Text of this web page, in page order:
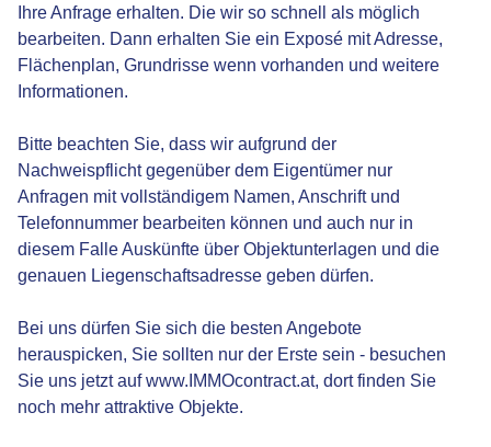
Ihre Anfrage erhalten. Die wir so schnell als möglich
bearbeiten. Dann erhalten Sie ein Exposé mit Adresse,
Flächenplan, Grundrisse wenn vorhanden und weitere
Informationen.
Bitte beachten Sie, dass wir aufgrund der
Nachweispflicht gegenüber dem Eigentümer nur
Anfragen mit vollständigem Namen, Anschrift und
Telefonnummer bearbeiten können und auch nur in
diesem Falle Auskünfte über Objektunterlagen und die
genauen Liegenschaftsadresse geben dürfen.
Bei uns dürfen Sie sich die besten Angebote
herauspicken, Sie sollten nur der Erste sein - besuchen
Sie uns jetzt auf www.IMMOcontract.at, dort finden Sie
noch mehr attraktive Objekte.